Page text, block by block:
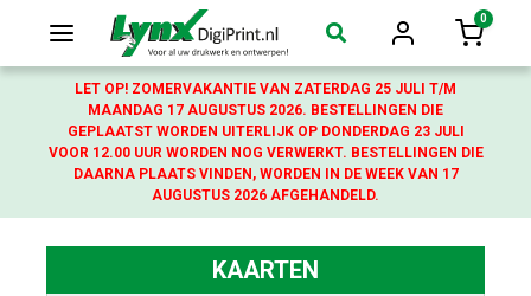
Login
0
LET OP! ZOMERVAKANTIE VAN ZATERDAG 25 JULI T/M
MAANDAG 17 AUGUSTUS 2026. BESTELLINGEN DIE
GEPLAATST WORDEN UITERLIJK OP DONDERDAG 23 JULI
VOOR 12.00 UUR WORDEN NOG VERWERKT. BESTELLINGEN DIE
DAARNA PLAATS VINDEN, WORDEN IN DE WEEK VAN 17
AUGUSTUS 2026 AFGEHANDELD.
KAARTEN